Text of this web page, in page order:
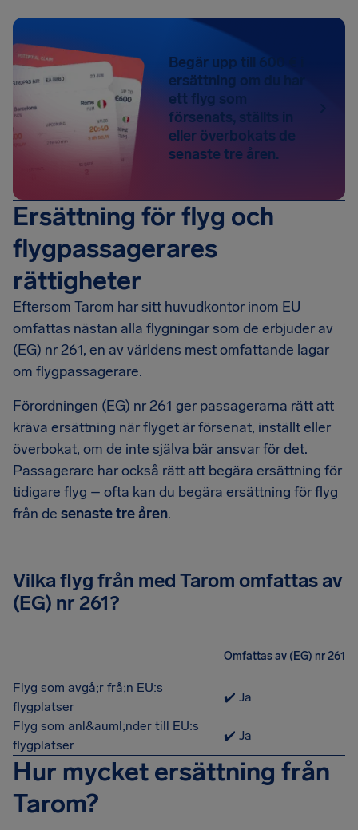
Begär upp till 600 € i
ersättning om du har
ett flyg som
försenats, ställts in
eller överbokats de
senaste tre åren.
Ersättning för flyg och
flygpassagerares
rättigheter
Eftersom Tarom har sitt huvudkontor inom EU
omfattas nästan alla flygningar som de erbjuder av
(EG) nr 261, en av världens mest omfattande lagar
om flygpassagerare.
Förordningen (EG) nr 261 ger passagerarna rätt att
kräva ersättning när flyget är försenat, inställt eller
överbokat, om de inte själva bär ansvar för det.
Passagerare har också rätt att begära ersättning för
tidigare flyg – ofta kan du begära ersättning för flyg
från de senaste tre åren.
Vilka flyg från med Tarom omfattas av
(EG) nr 261?
Omfattas av (EG) nr 261
Flyg som avgå;r frå;n EU:s
flygplatser
✔️ Ja
Flyg som anl&auml;nder till EU:s
flygplatser
✔️ Ja
Hur mycket ersättning från
Tarom?